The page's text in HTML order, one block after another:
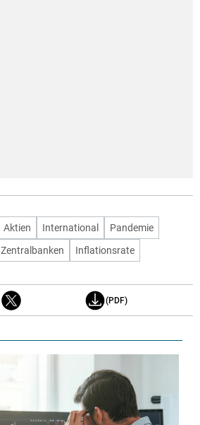
Aktien International
Pandemie
Zentralbanken
Inflationsrate
(PDF)